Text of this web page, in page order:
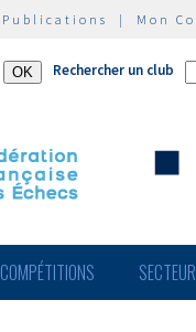
Publications | Mon
Rechercher un club
COMPÉTITIONS